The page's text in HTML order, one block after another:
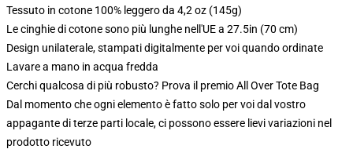
Tessuto in cotone 100% leggero da 4,2 oz (145g)
Le cinghie di cotone sono più lunghe nell'UE a 27.5in (70 cm)
Design unilaterale, stampati digitalmente per voi quando ordinate
Lavare a mano in acqua fredda
Cerchi qualcosa di più robusto? Prova il premio All Over Tote Bag
Dal momento che ogni elemento è fatto solo per voi dal vostro
appagante di terze parti locale, ci possono essere lievi variazioni nel
prodotto ricevuto